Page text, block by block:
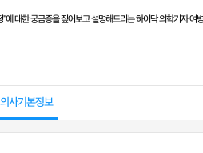
에 대한 궁금증을 짚어보고 설명해드리는 하이닥 의학기자 여
의사기본정보